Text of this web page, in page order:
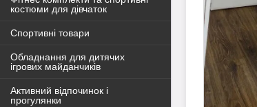
костюми для дівчаток
Спортивні товари
Обладнання для дитячих
ігрових майданчиків
Активний відпочинок і
прогулянки